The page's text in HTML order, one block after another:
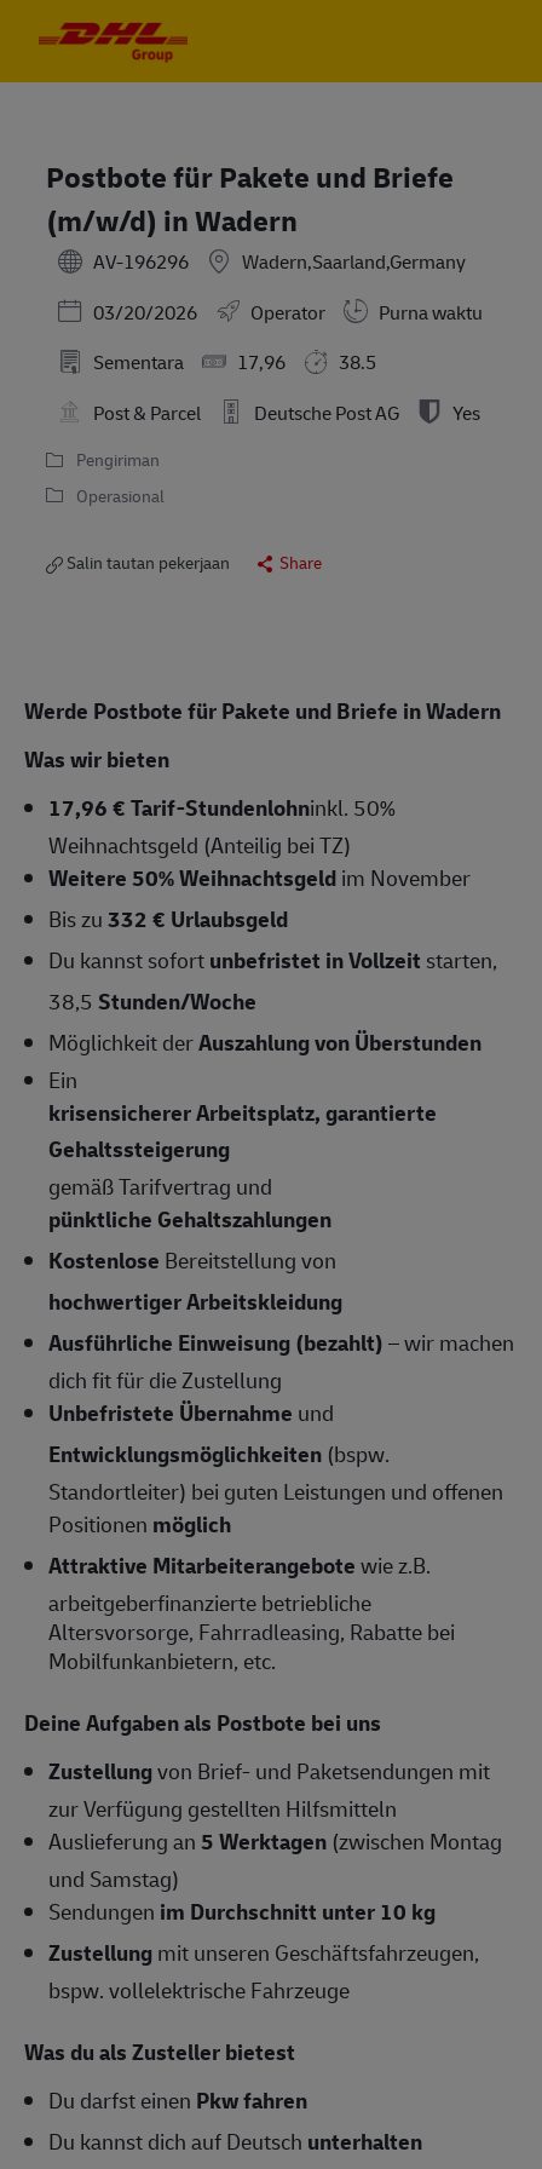
Postbote für Pakete und Briefe
(m/w/d) in Wadern
AV-196296
Wadern,Saarland,Germany
Posted Date
03/20/2026 Operator
Purna waktu
Sementara
17,96
38.5
Post & Parcel
Deutsche Post AG Yes
Pengiriman
Operasional
Salin tautan pekerjaan Share
Werde Postbote für Pakete und Briefe in Wadern
Was wir bieten
17,96 € Tarif-Stundenlohninkl. 50%
Weihnachtsgeld (Anteilig bei TZ)
Weitere 50% Weihnachtsgeldim November
Bis zu332 € Urlaubsgeld
Du kannst sofortunbefristet in Vollzeit starten,
38,5 Stunden/Woche
Möglichkeit derAuszahlung von Überstunden
Ein
krisensicherer Arbeitsplatz, garantierte
Gehaltssteigerung
gemäß Tarifvertrag und
pünktliche Gehaltszahlungen
Kostenlose Bereitstellung von
hochwertiger Arbeitskleidung
Ausführliche Einweisung (bezahlt)– wir machen
dich fit für die Zustellung
Unbefristete Übernahme und
Entwicklungsmöglichkeiten (bspw.
Standortleiter) bei guten Leistungen und offenen
Positionen möglich
Attraktive Mitarbeiterangebotewie z.B.
arbeitgeberfinanzierte betriebliche
Altersvorsorge, Fahrradleasing, Rabatte bei
Mobilfunkanbietern, etc.
Deine Aufgaben als Postbote bei uns
Zustellungvon Brief- und Paketsendungen mit
zur Verfügung gestellten Hilfsmitteln
Auslieferung an5 Werktagen (zwischen Montag
und Samstag)
Sendungen im Durchschnitt unter 10 kg
Zustellungmit unseren Geschäftsfahrzeugen,
bspw. vollelektrische Fahrzeuge
Was du als Zusteller bietest
Du darfst einen Pkw fahren
Du kannst dich auf Deutsch unterhalten